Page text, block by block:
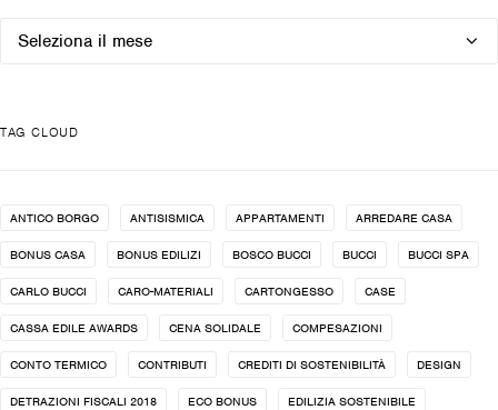
Archivio
TAG CLOUD
ANTICO BORGO ANTISISMICA APPARTAMENTI ARREDARE CASA
BONUS CASA BONUS EDILIZI BOSCO BUCCI BUCCI BUCCI SPA
CARLO BUCCI CARO-MATERIALI CARTONGESSO CASE
CASSA EDILE AWARDS CENA SOLIDALE COMPESAZIONI
CONTO TERMICO CONTRIBUTI CREDITI DI SOSTENIBILITÀ DESIGN
DETRAZIONI FISCALI 2018 ECO BONUS EDILIZIA SOSTENIBILE